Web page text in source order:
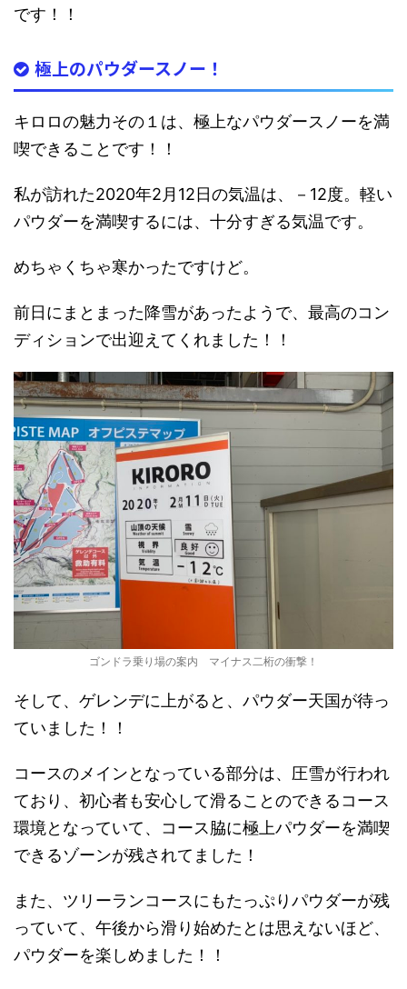
です！！
極上のパウダースノー！
キロロの魅力その１は、極上なパウダースノーを満
喫できることです！！
私が訪れた2020年2月12日の気温は、－12度。軽い
パウダーを満喫するには、十分すぎる気温です。
めちゃくちゃ寒かったですけど。
前日にまとまった降雪があったようで、最高のコン
ディションで出迎えてくれました！！
ゴンドラ乗り場の案内 マイナス二桁の衝撃！
そして、ゲレンデに上がると、パウダー天国が待っ
ていました！！
コースのメインとなっている部分は、圧雪が行われ
ており、初心者も安心して滑ることのできるコース
環境となっていて、 コース脇に極上パウダーを満喫
できるゾーンが残されてました！
また、ツリーランコースにもたっぷりパウダーが残
っていて、午後から滑り始めたとは思えないほど、
パウダーを楽しめました！！